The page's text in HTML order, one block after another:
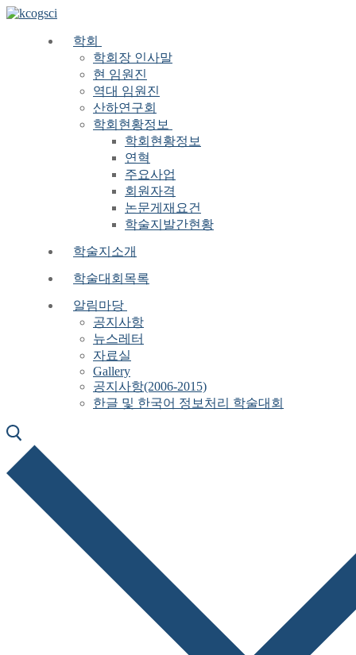
Skip
Menu
Close
학회
학회장 인사말
현 임원진
역대 임원진
산하연구회
학회현황정보
학회현황정보
연혁
주요사업
회원자격
논문게재요건
학술지발간현황
학술지소개
학술대회목록
알림마당
공지사항
뉴스레터
자료실
Gallery
공지사항(2006-2015)
한글 및 한국어 정보처리 학술대회